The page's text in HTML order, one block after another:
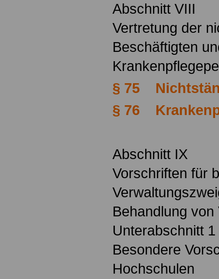
Abschnitt VIII
Vertretung der
Beschäftigten
§ 75
§ 76
Abschnitt IX
Vorschriften für
Behandlung
Unterabschnitt 1
Besondere
Hochschulen